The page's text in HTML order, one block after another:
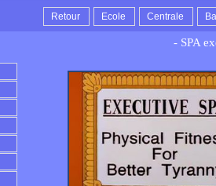
Retour Ecole Centrale
- SPA